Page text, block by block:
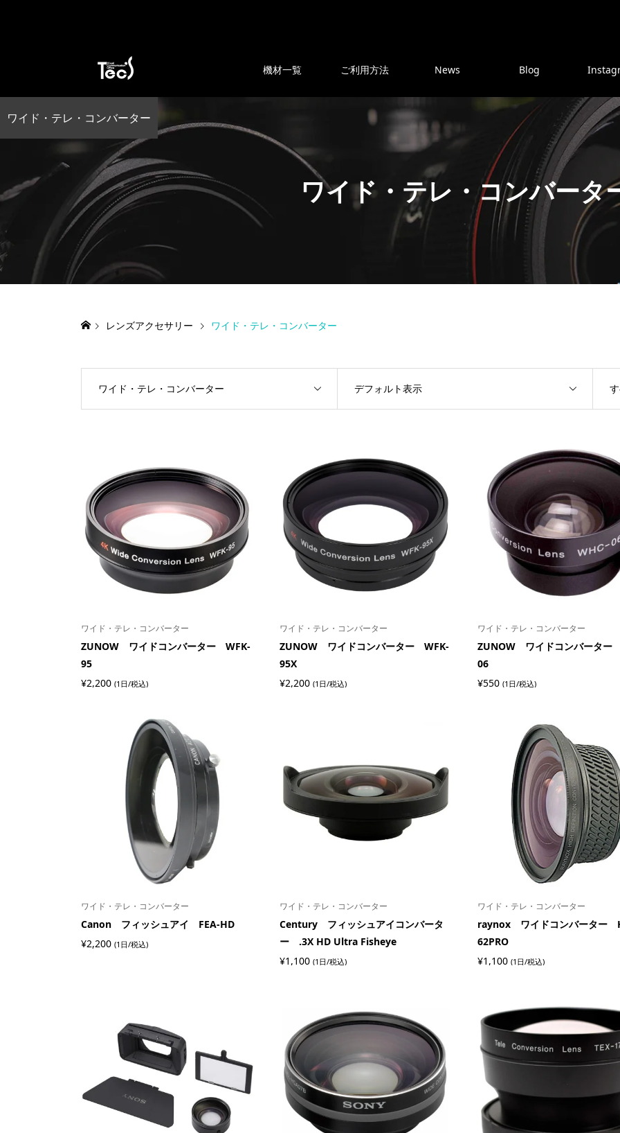
機材一覧 ご利用方法 News Blog
ワイド・テレ・コンバータ
ワイド・テレ・コンバーター
レンズアクセサリー ワイド・テレ・コンバーター
ワイド・テレ・コンバーター デフォルト表示
ワイド・テレ・コンバーター
ZUNOW ワイドコンバーター WFK-
95
¥2,200 (1日/税込)
ワイド・テレ・コンバーター
ZUNOW ワイドコンバーター WFK-
95X
¥2,200 (1日/税込)
ワイド・テレ・コンバーター
ZUNOW ワイドコンバータ
06
¥550 (1日/税込)
ワイド・テレ・コンバーター
Canon フィッシュアイ FEA-HD
¥2,200 (1日/税込)
ワイド・テレ・コンバーター
Century フィッシュアイコンバータ
ー .3X HD Ultra Fisheye
¥1,100 (1日/税込)
ワイド・テレ・コンバーター
raynox ワイドコンバーター
62PRO
¥1,100 (1日/税込)